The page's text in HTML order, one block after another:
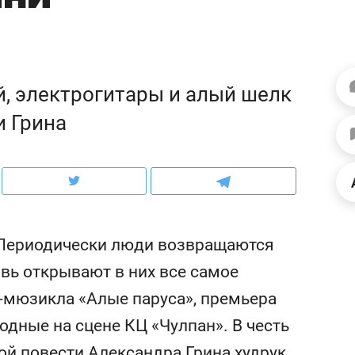
электрогитары и алый шелк
Грина
люди возвращаются
открывают в них все самое
«Алые паруса», премьера
на сцене КЦ «Чулпан». В честь
рынки, почему надо
выживания в дикой
работа
и физическим
Мексика, рок-концерт
и вагон с чак-чаком:
в Менделеевске